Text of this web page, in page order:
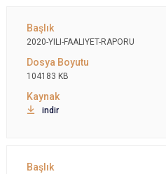
2020-YILI-FAALIYET-RAPORU
104183 KB
indir